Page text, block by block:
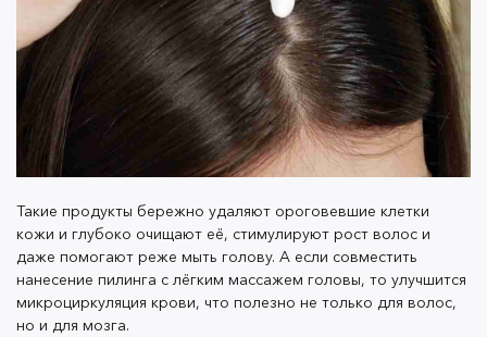
• Не стоит наносить шампунь на всю длину волос.
Лучше нанести его на кожу головы, помассировать
некоторое время, а получившуюся пену
распределить по волосам. Как правило, кожа головы
становится жирной значительно быстрее, чем сами
волосы, а такой способ помогает не пересушить
пряди и при этом тщательно очистить кожу.
• Большую роль играет сам шампунь. Нужно
проанализировать состояние волос и подобрать
Такие продукты бережно удаляют ороговевшие клетки
кожи и глубоко очищают её, стимулируют рост волос и
даже помогают реже мыть голову. А если совместить
нанесение пилинга с лёгким массажем головы, то улучшится
микроциркуляция крови, что полезно не только для волос,
но и для мозга.